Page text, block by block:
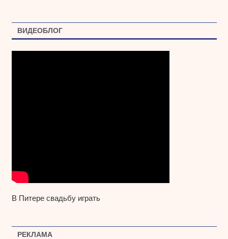
ВИДЕОБЛОГ
В Питере свадьбу играть
РЕКЛАМА